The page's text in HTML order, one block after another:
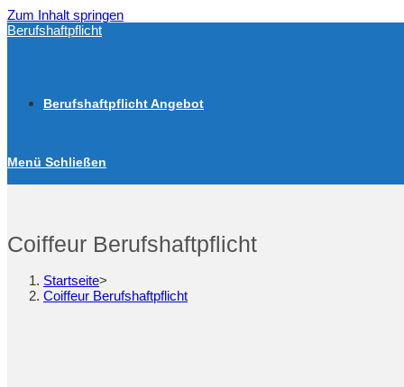
Zum Inhalt springen
Berufshaftpflicht
Berufshaftpflicht Angebot
Menü Schließen
Coiffeur Berufshaftpflicht
Startseite>
Coiffeur Berufshaftpflicht